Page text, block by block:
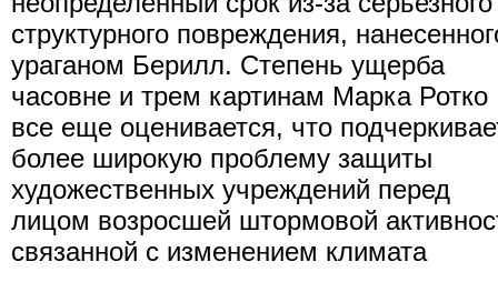
структурного повреждения,
ураганом Берилл. Степень ущерба
часовне и трем картинам Марка Ротко
все еще оценивается, что
более широкую проблему защиты
художественных учреждений перед
лицом возросшей штормовой
связанной с изменением климата